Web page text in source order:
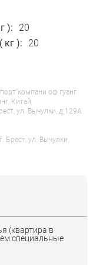
):
20
кг ):
20
компани оф гуанг
Китай
ул. Вычулки, д.129А
Брест, ул. Вычулки,
(квартира в
специальные